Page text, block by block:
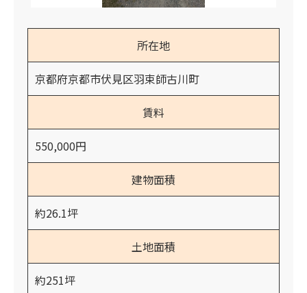
所在地
京都府京都市伏見区羽束師古川町
賃料
550,000円
建物面積
約26.1坪
土地面積
約251坪